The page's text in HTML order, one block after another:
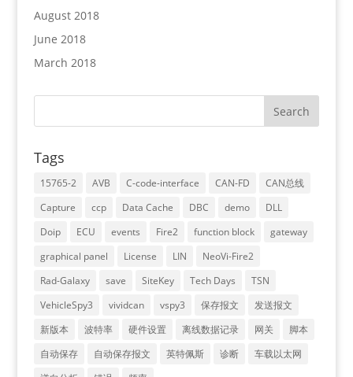
August 2018
June 2018
March 2018
Tags
15765-2 AVB C-code-interface CAN-FD
CAN总线
Capture
ccp Data Cache DBC demo
DLL
Doip
ECU events Fire2 function block
gateway
graphical panel
License LIN
NeoVi-Fire2
Rad-Galaxy
save SiteKey Tech Days
TSN
VehicleSpy3
vividcan vspy3 保存报文
发送报文
新版本
波特率 硬件设置 离线数据记录 网关
脚本
自动保存
自动保存报文 英特佩斯 诊断
车载以太网